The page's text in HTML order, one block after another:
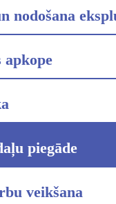
nodošana
piegāde
veikšana